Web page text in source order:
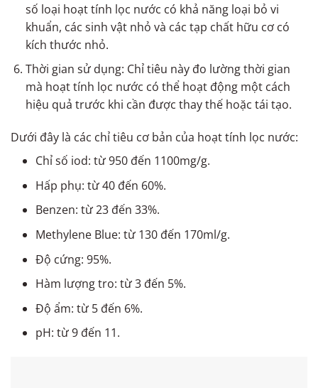
số loại hoạt tính lọc nước có khả năng loại bỏ vi
khuẩn, các sinh vật nhỏ và các tạp chất hữu cơ có
kích thước nhỏ.
Thời gian sử dụng: Chỉ tiêu này đo lường thời gian
mà hoạt tính lọc nước có thể hoạt động một cách
hiệu quả trước khi cần được thay thế hoặc tái tạo.
Dưới đây là các chỉ tiêu cơ bản của hoạt tính lọc nước:
Chỉ số iod: từ 950 đến 1100mg/g.
Hấp phụ: từ 40 đến 60%.
Benzen: từ 23 đến 33%.
Methylene Blue: từ 130 đến 170ml/g.
Độ cứng: 95%.
Hàm lượng tro: từ 3 đến 5%.
Độ ẩm: từ 5 đến 6%.
pH: từ 9 đến 11.